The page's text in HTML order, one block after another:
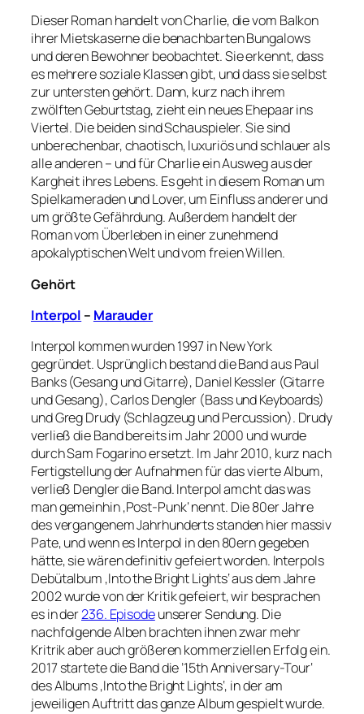
Dieser Roman handelt von Charlie, die vom Balkon
ihrer Mietskaserne die benachbarten Bungalows
und deren Bewohner beobachtet. Sie erkennt, dass
es mehrere soziale Klassen gibt, und dass sie selbst
zur untersten gehört. Dann, kurz nach ihrem
zwölften Geburtstag, zieht ein neues Ehepaar ins
Viertel. Die beiden sind Schauspieler. Sie sind
unberechenbar, chaotisch, luxuriös und schlauer als
alle anderen – und für Charlie ein Ausweg aus der
Kargheit ihres Lebens. Es geht in diesem Roman um
Spielkameraden und Lover, um Einfluss anderer und
um größte Gefährdung. Außerdem handelt der
Roman vom Überleben in einer zunehmend
apokalyptischen Welt und vom freien Willen.
Gehört
Interpol – Marauder
Interpol kommen wurden 1997 in New York
gegründet. Usprünglich bestand die Band aus Paul
Banks (Gesang und Gitarre), Daniel Kessler (Gitarre
und Gesang), Carlos Dengler (Bass und Keyboards)
und Greg Drudy (Schlagzeug und Percussion). Drudy
verließ die Band bereits im Jahr 2000 und wurde
durch Sam Fogarino ersetzt. Im Jahr 2010, kurz nach
Fertigstellung der Aufnahmen für das vierte Album,
verließ Dengler die Band. Interpol amcht das was
man gemeinhin ‚Post-Punk‘ nennt. Die 80er Jahre
des vergangenem Jahrhunderts standen hier massiv
Pate, und wenn es Interpol in den 80ern gegeben
hätte, sie wären definitiv gefeiert worden. Interpols
Debütalbum ‚Into the Bright Lights‘ aus dem Jahre
2002 wurde von der Kritik gefeiert, wir besprachen
es in der236. Episodeunserer Sendung. Die
nachfolgende Alben brachten ihnen zwar mehr
Kritrik aber auch größeren kommerziellen Erfolg ein.
2017 startete die Band die ’15th Anniversary-Tour‘
des Albums ‚Into the Bright Lights‘, in der am
jeweiligen Auftritt das ganze Album gespielt wurde.